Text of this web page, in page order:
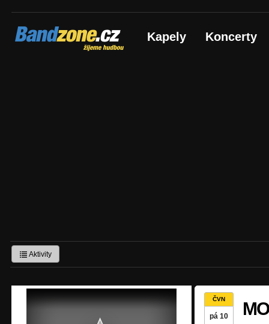
Bandzone.cz
žijeme hudbou Kapely Koncerty
Aktivity
ČVN
pá 10